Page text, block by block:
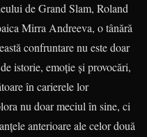
de Grand Slam, Roland
Mirra Andreeva, o tânără
confruntare nu este doar
istorie, emoție și provocări,
în carierele lor
nu doar meciul în sine, ci
anterioare ale celor două